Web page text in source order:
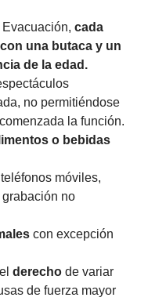
cada
una butaca y un
de la edad.
no permitiéndose
la función.
o bebidas
móviles,
no
con excepción
derecho de variar
de fuerza mayor